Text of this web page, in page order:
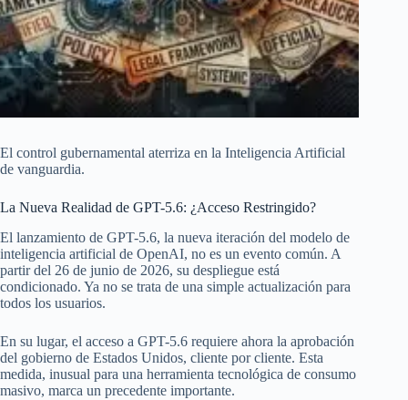
El control gubernamental aterriza en la Inteligencia Artificial
de vanguardia.
La Nueva Realidad de GPT-5.6: ¿Acceso Restringido?
El lanzamiento de GPT-5.6, la nueva iteración del modelo de
inteligencia artificial de OpenAI, no es un evento común. A
partir del 26 de junio de 2026, su despliegue está
condicionado. Ya no se trata de una simple actualización para
todos los usuarios.
En su lugar, el acceso a GPT-5.6 requiere ahora la aprobación
del gobierno de Estados Unidos, cliente por cliente. Esta
medida, inusual para una herramienta tecnológica de consumo
masivo, marca un precedente importante.